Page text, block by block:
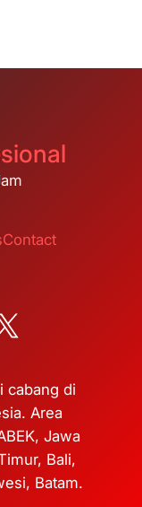
Contact
cabang di
Area
Jawa
Bali,
Batam.